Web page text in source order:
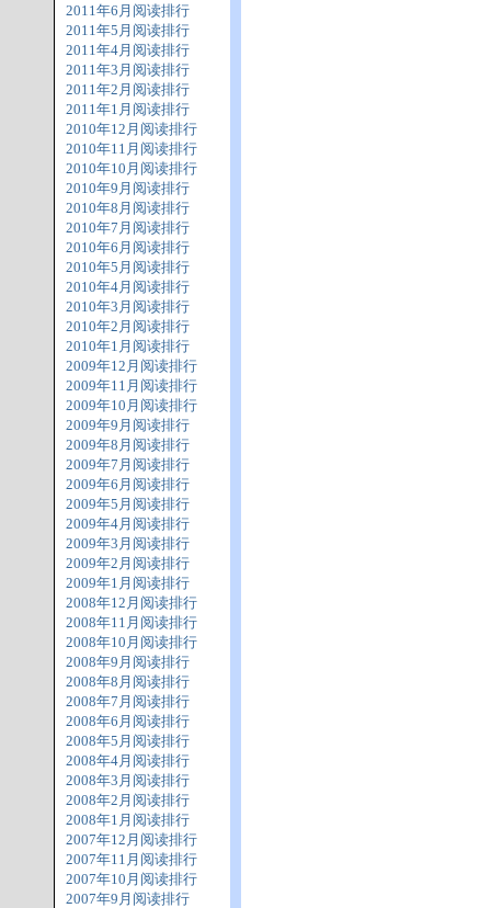
2011年6月阅读排行
2011年5月阅读排行
2011年4月阅读排行
2011年3月阅读排行
2011年2月阅读排行
2011年1月阅读排行
2010年12月阅读排行
2010年11月阅读排行
2010年10月阅读排行
2010年9月阅读排行
2010年8月阅读排行
2010年7月阅读排行
2010年6月阅读排行
2010年5月阅读排行
2010年4月阅读排行
2010年3月阅读排行
2010年2月阅读排行
2010年1月阅读排行
2009年12月阅读排行
2009年11月阅读排行
2009年10月阅读排行
2009年9月阅读排行
2009年8月阅读排行
2009年7月阅读排行
2009年6月阅读排行
2009年5月阅读排行
2009年4月阅读排行
2009年3月阅读排行
2009年2月阅读排行
2009年1月阅读排行
2008年12月阅读排行
2008年11月阅读排行
2008年10月阅读排行
2008年9月阅读排行
2008年8月阅读排行
2008年7月阅读排行
2008年6月阅读排行
2008年5月阅读排行
2008年4月阅读排行
2008年3月阅读排行
2008年2月阅读排行
2008年1月阅读排行
2007年12月阅读排行
2007年11月阅读排行
2007年10月阅读排行
2007年9月阅读排行